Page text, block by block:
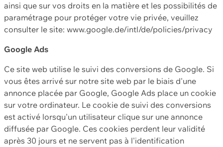
ainsi que sur vos droits en la matière et les possibilités de
paramétrage pour protéger votre vie privée, veuillez
consulter le site: www.google.de/intl/de/policies/privacy
Google Ads
Ce site web utilise le suivi des conversions de Google. Si
vous êtes arrivé sur notre site web par le biais d'une
annonce placée par Google, Google Ads place un cookie
sur votre ordinateur. Le cookie de suivi des conversions
est activé lorsqu'un utilisateur clique sur une annonce
diffusée par Google. Ces cookies perdent leur validité
après 30 jours et ne servent pas à l'identification